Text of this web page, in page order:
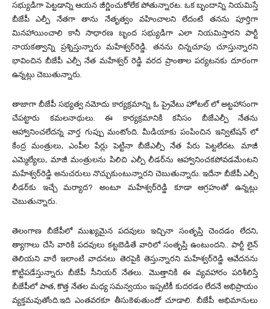
సభ్యుడిగా పెట్టడాన్ని ఆయన జీర్ణించుకోలేక పోతున్నారట. ఒక బృందాన్ని నియమిస్తే
బీజేపీ ఎల్పీ నేతగా తాను నేతృత్వం వహించాలని లేదంటే తనను పూర్తిగా
మినహాయించాలి కానీ సాధారణ బృంద సభ్యుడిగా ఎలా నియమిస్తారని పార్టీ
నాయకత్వాన్ని ప్రశ్నిస్తున్నారు మహేశ్వర్‌రెడ్డి. తనను చిన్నచూపు చూస్తున్నారని
భావించిన బీజేపీ ఎల్పీ నేత మహేశ్వర్ రెడ్డి వరద ప్రాంతాల పర్యటనకు దూరంగా
ఉన్నట్లు చెబుతున్నారు.
తాజాగా బీజేపీ సభ్యత్వ నమోదు కార్యక్రమాన్ని ఓ ప్రైవేటు హోటల్ లో అట్టహాసంగా
చేపట్టారు కమలనాథులు. ఈ కార్యక్రమానికి కనీసం బీజేఎల్పీ నేతను
ఆహ్వానించలేదన్న వార్త గుప్పు మంటోంది. మీడియాకు పంపించిన ఇన్విటేషన్ లో
కేంద్ర మంత్రులు, ఎంపీల పేర్లు పెట్టినా బీజేఎల్పీ నేత పేరు పెట్టలేదట. మాజీ
ఎమ్మెల్యేలు, మాజీ మంత్రులను పిలిచి ఎల్పీ లీడర్‌ను ఆహ్వానించకపోవడమేంటని
మహేశ్వర్‌రెడ్డి అనుచరులు నొచ్చుకుంటున్నారని చెబుతున్నారు. ఇదేనా బీజేపీ ఎల్పీ
లీడర్‌కు ఇచ్చే మర్యాద? అంటూ మహేశ్వర్‌రెడ్డి కూడా ఆగ్రహంతో ఉన్నట్లు
చెబుతున్నారు.
తెలంగాణ బీజేపీలో ముఖ్యమైన పదవులు ఇచ్చినా సంతృప్తి చెందడం లేదని,
త్యాగాలు చేసి వారికి పదవులు కట్టబెడితే వారిలో సంతృప్తి ఉంటుందని.. పార్టీ లైన్‌
తెలియని వారే ఇలాంటి వాదనలు తెరపైకి తెస్తున్నారని మహేశ్వర్‌రెడ్డి ఆవేదనను
కొట్టిపడేస్తున్నారు బీజేపీ సీనియర్‌ నేతలు. మొత్తానికి ఈ వ్యవహారం పరిశీలిస్తే
బీజేపీలో పాత, కొత్త నేతల మధ్య సమన్వయం ఇప్పటికీ కుదరడం లేదనే అభిప్రాయం
వ్యక్తమవుతోంది.ఇది ఎంతవరకూ తీసుకెళుతుందో చూడాలి. బీజేపీ అభిమానులు